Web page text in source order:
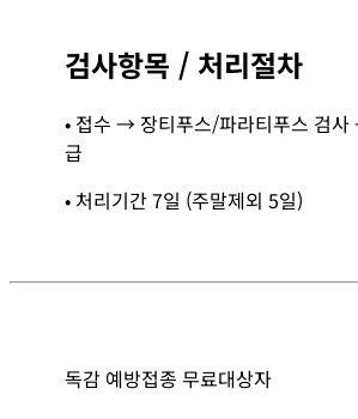
검사항목 / 처리절차
• 접수 → 장티푸스/파라티푸스 검
급
• 처리기간 7일 (주말제외 5일)
독감 예방접종 무료대상자